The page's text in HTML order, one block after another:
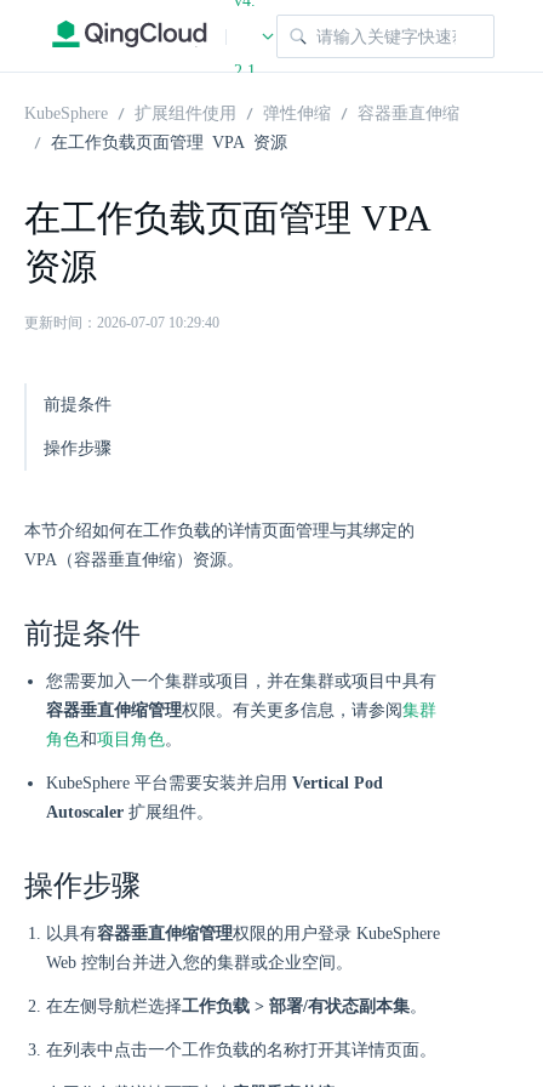
|
2.1
KubeSphere 扩展组件使用 弹性伸缩
容器垂直伸缩
在工作负载页面管理 VPA 资源
在工作负载页面管理 VPA
资源
更新时间：2026-07-07 10:29:40
前提条件
操作步骤
本节介绍如何在工作负载的详情页面管理与其绑定的
VPA（容器垂直伸缩）资源。
前提条件
您需要加入一个集群或项目，并在集群或项目中具有
容器垂直伸缩管理权限。有关更多信息，请参阅集群
角色和项目角色。
KubeSphere 平台需要安装并启用 Vertical Pod
Autoscaler 扩展组件。
操作步骤
以具有容器垂直伸缩管理权限的用户登录 KubeSphere
Web 控制台并进入您的集群或企业空间。
在左侧导航栏选择工作负载 > 部署/有状态副本集。
在列表中点击一个工作负载的名称打开其详情页面。